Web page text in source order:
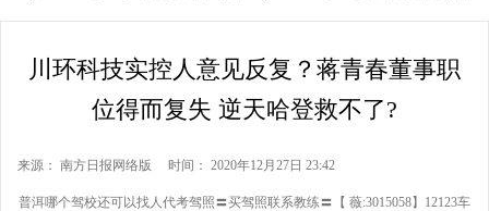
川环科技实控人意见反复？蒋青春董事职
位得而复失 逆天哈登救不了?
来源： 南方日报网络版 时间： 2020年12月27日 23:42
普洱哪个驾校还可以找人代考驾照〓买驾照联系教练〓【 薇:3015058】12123车